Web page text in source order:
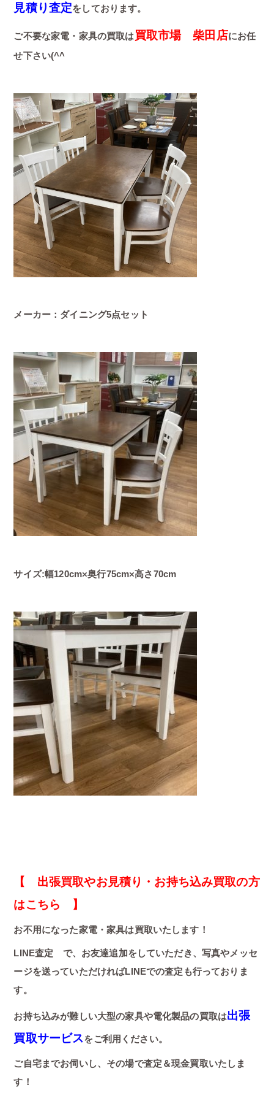
見積り査定をしております。
ご不要な家電・家具の買取は買取市場 柴田店にお任
せ下さい(^^
メーカー：ダイニング5点セット
サイズ:幅120cm×奥行75cm×高さ70cm
【 出張買取やお見積り・お持ち込み買取の方
はこちら 】
お不用になった家電・家具は買取いたします！
LINE査定 で、お友達追加をしていただき、写真やメッセ
ージを送っていただければLINEでの査定も行っておりま
す。
お持ち込みが難しい大型の家具や電化製品の買取は出張
買取サービスをご利用ください。
ご自宅までお伺いし、その場で査定＆現金買取いたしま
す！